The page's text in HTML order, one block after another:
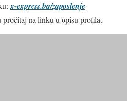
x-express.ba/zaposlenje
pročitaj na linku u opisu profila.